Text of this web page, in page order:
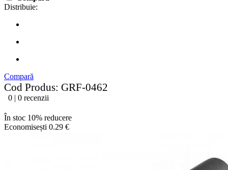
Distribuie:
Compară
Cod Produs: GRF-0462
0 | 0 recenzii
În stoc 10% reducere
Economisești 0.29 €